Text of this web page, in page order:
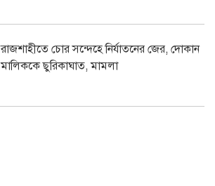
রাজশাহীতে চোর সন্দেহে নির্যাতনের জের, দোকান
মালিককে ছুরিকাঘাত, মামলা